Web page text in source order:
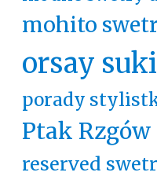
mohito
orsay
porady
Ptak Rzgów
reserved